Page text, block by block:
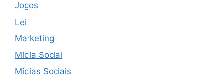
Jogos
Lei
Marketing
Mídia Social
Mídias Sociais